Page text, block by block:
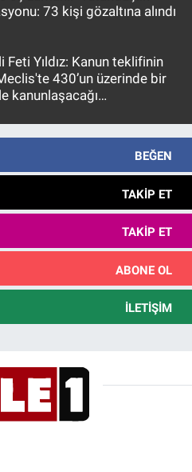
73 kişi gözaltına alındı
Feti Yıldız: Kanun teklifinin
430’un üzerinde bir
kanunlaşacağı
BEĞEN
TAKIP ET
TAKIP ET
ABONE OL
İLETIŞIM